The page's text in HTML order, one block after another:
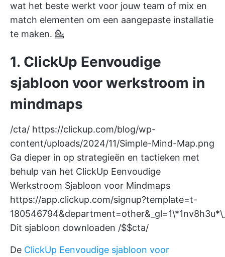
wat het beste werkt voor jouw team of mix en
match elementen om een aangepaste installatie
te maken. 💁
1. ClickUp Eenvoudige
sjabloon voor werkstroom in
mindmaps
/cta/ https://clickup.com/blog/wp-
content/uploads/2024/11/Simple-Mind-Map.png
Ga dieper in op strategieën en tactieken met
behulp van het ClickUp Eenvoudige
Werkstroom Sjabloon voor Mindmaps
https://app.clickup.com/signup?template=t-
Dit sjabloon downloaden /$$cta/
De ClickUp Eenvoudige sjabloon voor